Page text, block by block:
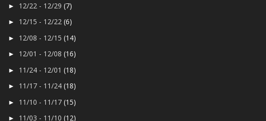
► 12/22 - 12/29(7)
► 12/15 - 12/22(6)
► 12/08 - 12/15(14)
► 12/01 - 12/08(16)
► 11/24 - 12/01(18)
► 11/17 - 11/24(18)
► 11/10 - 11/17(15)
► 11/03 - 11/10(12)